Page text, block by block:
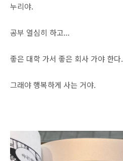
누리야.
공부 열심히 하고...
좋은 대학 가서 좋은 회사 가야 한다.
그래야 행복하게 사는 거야.